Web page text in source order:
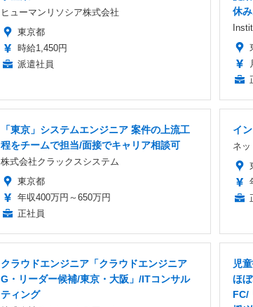
ヒューマンリソシア株式会社
東京都
時給1,450円
派遣社員
休
「東京」システムエンジニア 案件の上流工
程をチームで担当/面接でキャリア相談可
株式会社クラックスシステム
東京都
年収400万円～650万円
正社員
イ
ネ
クラウドエンジニア「クラウドエンジニア
G・リーダー候補/東京・大阪」/ITコンサル
ティング
児
ほ
FC/